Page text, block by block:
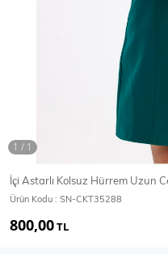
Mont &
T-Shirt
İçi Astarlı Kolsuz Hürrem Uzun
Ürün Kodu : SN-CKT35288
800,00TL